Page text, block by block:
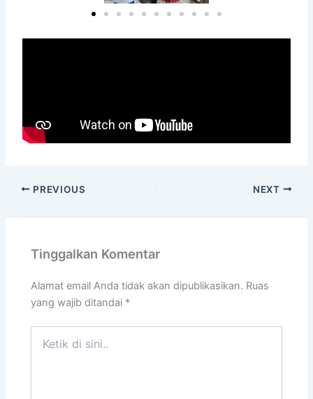
PREVIOUS NEXT
Tinggalkan Komentar
Alamat email Anda tidak akan dipublikasikan. Ruas
yang wajib ditandai *